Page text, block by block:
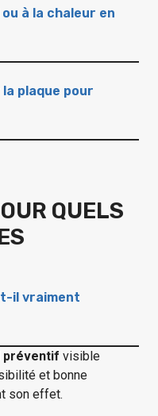
à la chaleur en
plaque pour
QUELS
il vraiment
préventif visible
et bonne
son effet.